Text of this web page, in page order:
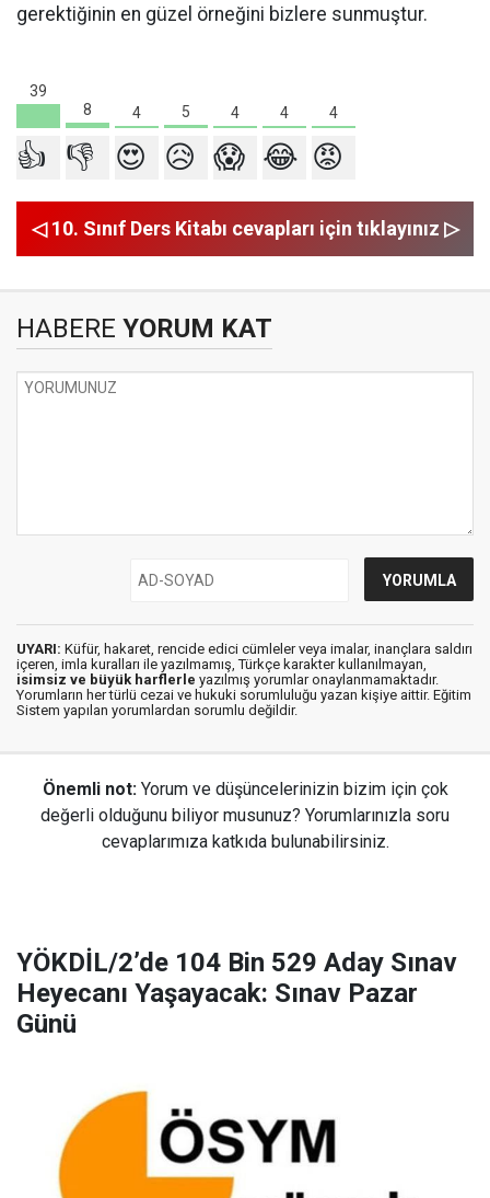
gerektiğinin en güzel örneğini bizlere sunmuştur.
39
8
4 5 4 4 4
👍 👎 😍 😥 😱 😂 😡
◁ 10. Sınıf Ders Kitabı cevapları için tıklayınız ▷
HABERE YORUM KAT
UYARI: Küfür, hakaret, rencide edici cümleler veya imalar, inançlara saldırı
içeren, imla kuralları ile yazılmamış, Türkçe karakter kullanılmayan,
isimsiz ve büyük harflerle yazılmış yorumlar onaylanmamaktadır.
Yorumların her türlü cezai ve hukuki sorumluluğu yazan kişiye aittir. Eğitim
Sistem yapılan yorumlardan sorumlu değildir.
Önemli not: Yorum ve düşüncelerinizin bizim için çok
değerli olduğunu biliyor musunuz? Yorumlarınızla soru
cevaplarımıza katkıda bulunabilirsiniz.
YÖKDİL/2’de 104 Bin 529 Aday Sınav
Heyecanı Yaşayacak: Sınav Pazar
Günü